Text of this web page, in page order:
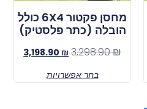
מחסן פקטור 6X4 כולל
הובלה (כתר פלסטיק)
3,298.90₪
3,198.90 ₪
בחר אפשרויות